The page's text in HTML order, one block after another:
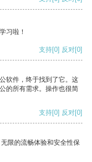
习啦！
支持[0] 反对[0]
软件，终于找到了它。这
的所有需求。操作也很简
支持[0] 反对[0]
限的流畅体验和安全性保